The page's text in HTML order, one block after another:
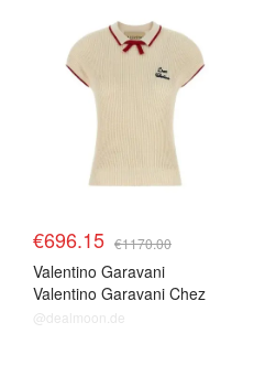
€696.15 €1170.00
Valentino Garavani
Valentino Garavani Chez
Valentino 女士上衣
@dealmoon.de